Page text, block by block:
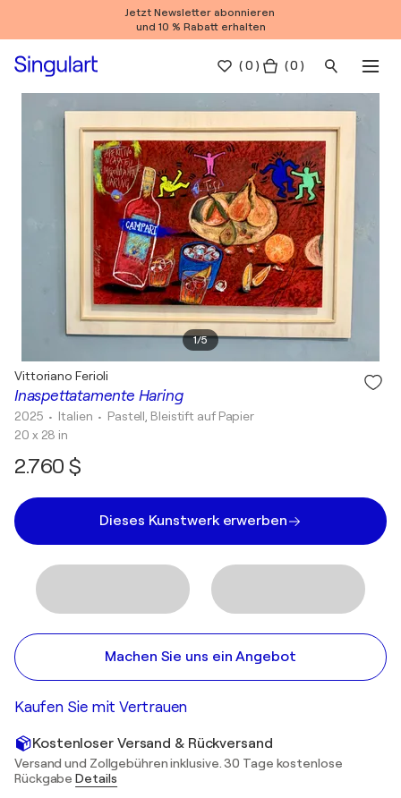
Jetzt Newsletter abonnieren
und 10 % Rabatt erhalten
(0 ) ( 0 )
1/5
Inaspettatamente Haring
Vittoriano Ferioli
2025 • Italien • Pastell, Bleistift auf Papier
20 x 28 in
2.760 $
Dieses Kunstwerk erwerben
Machen Sie uns ein Angebot
Kaufen Sie mit Vertrauen
Kostenloser Versand & Rückversand
Versand und Zollgebühren inklusive. 30 Tage kostenlose
RückgabeDetails